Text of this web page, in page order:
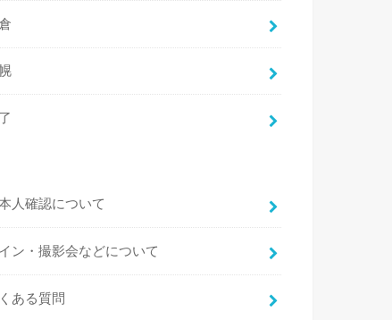
人確認について
ン・撮影会などについて
ある質問